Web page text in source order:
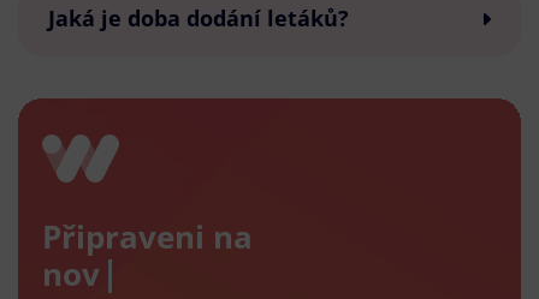
Jaká je doba dodání letáků?
Připraveni na
nový e-sh